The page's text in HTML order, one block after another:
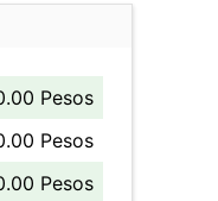
Pesos
Pesos
Pesos